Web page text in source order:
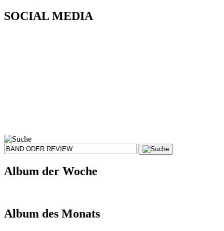
SOCIAL MEDIA
Album der Woche
Album des Monats